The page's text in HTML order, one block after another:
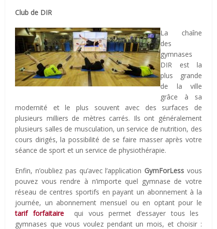
Club de DIR
La chaîne
des
gymnases
DIR est la
plus grande
de la ville
grâce à sa
modernité et le plus souvent avec des surfaces de
plusieurs milliers de mètres carrés. Ils ont généralement
plusieurs salles de musculation, un service de nutrition, des
cours dirigés, la possibilité de se faire masser après votre
séance de sport et un service de physiothérapie.
Enfin, n’oubliez pas qu’avec l’application GymForLess vous
pouvez vous rendre à n’importe quel gymnase de votre
réseau de centres sportifs en payant un abonnement à la
journée, un abonnement mensuel ou en optant pour le
tarif forfaitairequi vous permet d’essayer tous les
gymnases que vous voulez pendant un mois, et choisir :